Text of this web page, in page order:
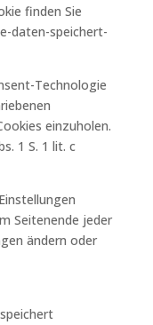
finden Sie
daten-speichert-
Technologie
einzuholen.
1 S. 1 lit. c
Seitenende jeder
ändern oder